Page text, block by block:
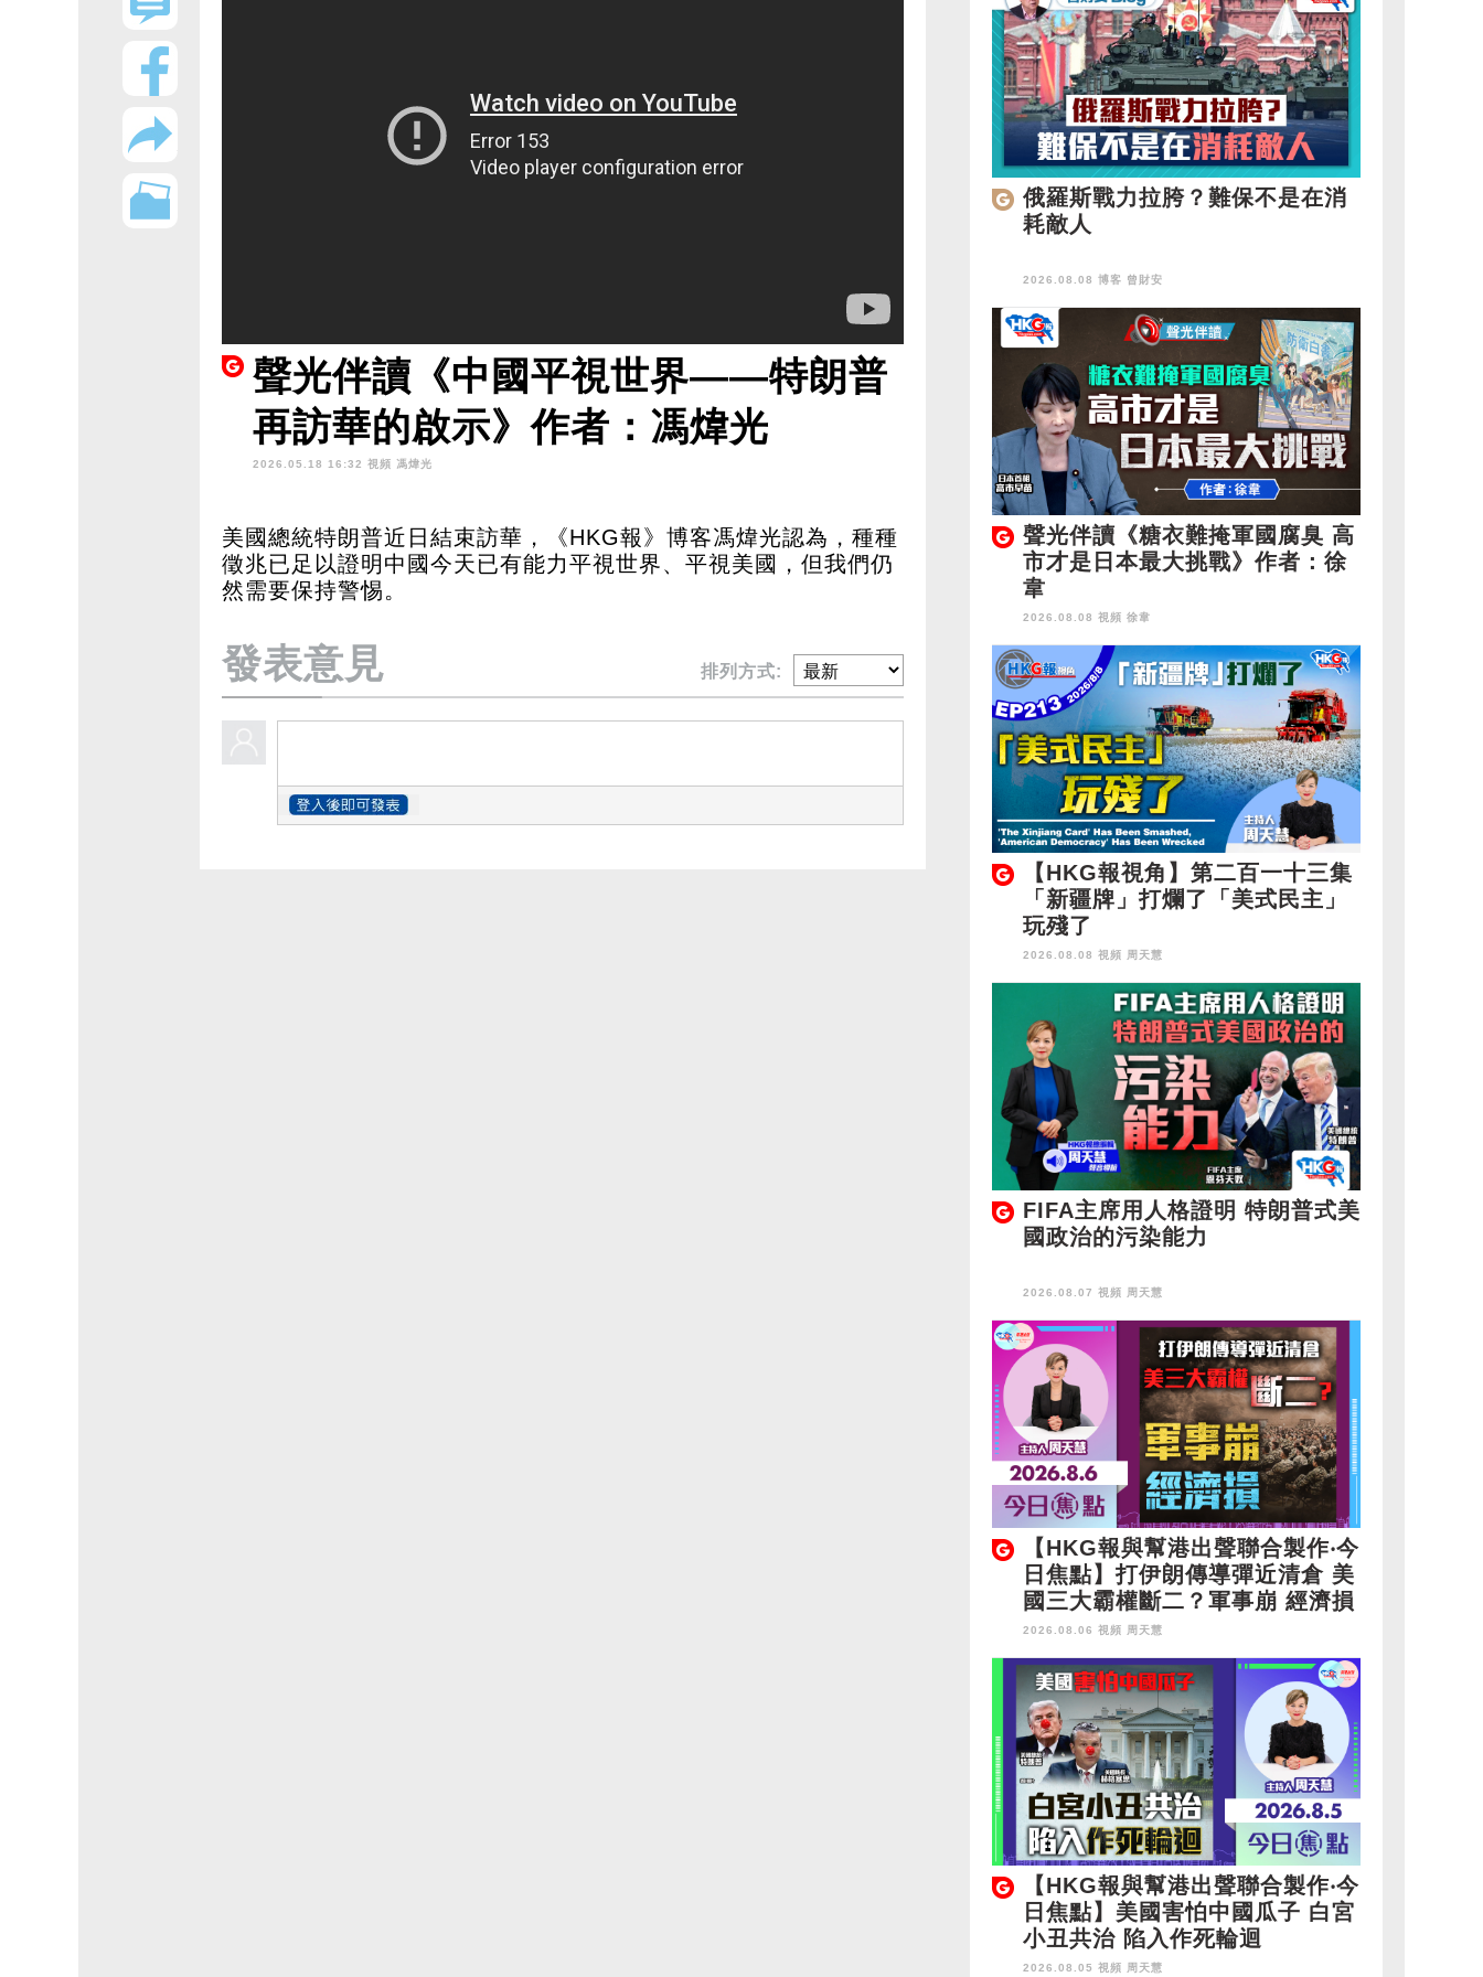
聲光伴讀《中國平視世界——特朗普
再訪華的啟示》作者：馮煒光
2026.05.18 16:32 視頻 馮煒光
美國總統特朗普近日結束訪華，《HKG報》博客馮煒光認為，種種
徵兆已足以證明中國今天已有能力平視世界、平視美國，但我們仍
然需要保持警惕。
發表意見 排列方式:
俄羅斯戰力拉胯？難保不是在消
耗敵人
2026.08.08 博客 曾財安
聲光伴讀《糖衣難掩軍國腐臭 高
市才是日本最大挑戰》作者：徐
韋
2026.08.08 視頻 徐韋
【HKG報視角】第二百一十三集
「新疆牌」打爛了「美式民主」
玩殘了
2026.08.08 視頻 周天慧
FIFA主席用人格證明 特朗普式美
國政治的污染能力
2026.08.07 視頻 周天慧
【HKG報與幫港出聲聯合製作‧今
日焦點】打伊朗傳導彈近清倉 美
國三大霸權斷二？軍事崩 經濟損
2026.08.06 視頻 周天慧
【HKG報與幫港出聲聯合製作‧今
日焦點】美國害怕中國瓜子 白宮
小丑共治 陷入作死輪迴
2026.08.05 視頻 周天慧